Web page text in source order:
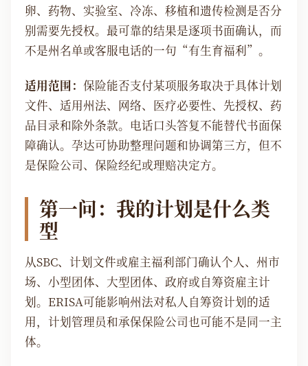
卵、药物、实验室、冷冻、移植和遗传检测是否分
别需要先授权。最可靠的结果是逐项书面确认，而
不是州名单或客服电话的一句“有生育福利”。
适用范围： 保险能否支付某项服务取决于具体计划
文件、适用州法、网络、医疗必要性、先授权、药
品目录和除外条款。电话口头答复不能替代书面保
障确认。孕达可协助整理问题和协调第三方，但不
是保险公司、保险经纪或理赔决定方。
第一问：我的计划是什么类
型
从SBC、计划文件或雇主福利部门确认个人、州市
场、小型团体、大型团体、政府或自筹资雇主计
划。ERISA可能影响州法对私人自筹资计划的适
用，计划管理员和承保保险公司也可能不是同一主
体。